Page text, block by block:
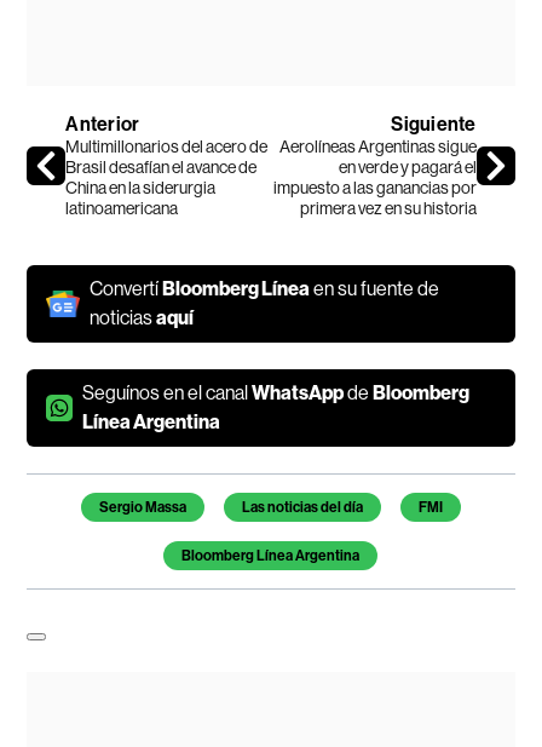
Anterior
Multimillonarios del acero de
Brasil desafían el avance de
China en la siderurgia
latinoamericana
Siguiente
Aerolíneas Argentinas sigue
en verde y pagará el
impuesto a las ganancias por
primera vez en su historia
ConvertíBloomberg Líneaen su fuente de
noticiasaquí
Seguínos en el canalWhatsAppdeBloomberg
Línea Argentina
Temas de este artículo
Sergio Massa Las noticias del día FMI
Bloomberg Línea Argentina